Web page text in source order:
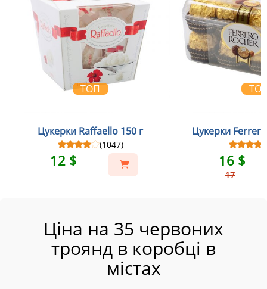
ТОП
Цукерки Raffaello 150 г
(1047)
12 $
Цукерки
16 $
17
Ціна на 35 червоних
троянд в коробці в
містах